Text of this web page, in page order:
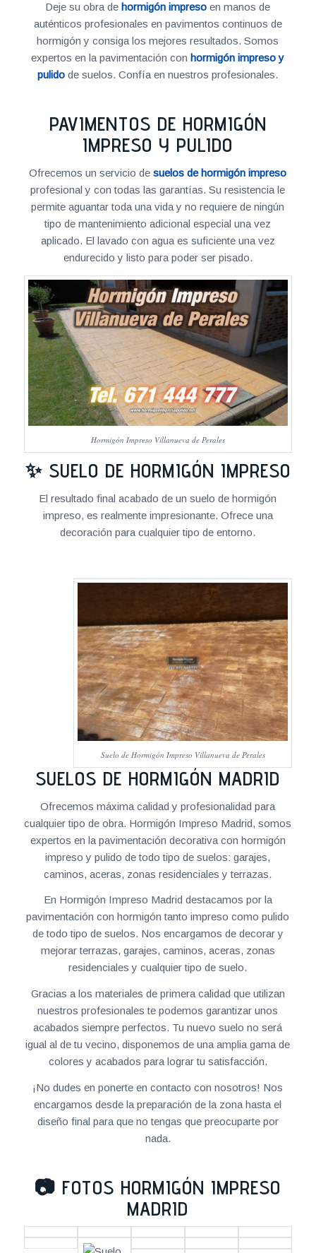
Deje su obra dehormigón impreso en manos de
auténticos profesionales en pavimentos continuos de
hormigón y consiga los mejores resultados. Somos
expertos en la pavimentación conhormigón impreso y
pulido de suelos. Confía en nuestros profesionales.
PAVIMENTOS DE HORMIGÓN
IMPRESO Y PULIDO
Ofrecemos un servicio desuelos de hormigón impreso
profesional y con todas las garantías. Su resistencia le
permite aguantar toda una vida y no requiere de ningún
tipo de mantenimiento adicional especial una vez
aplicado. El lavado con agua es suficiente una vez
endurecido y listo para poder ser pisado.
Hormigón Impreso Villanueva de Perales
✨ SUELO DE HORMIGÓN IMPRESO
El resultado final acabado de un suelo de hormigón
impreso, es realmente impresionante. Ofrece una
decoración para cualquier tipo de entorno.
Suelo de Hormigón Impreso Villanueva de Perales
SUELOS DE HORMIGÓN MADRID
Ofrecemos máxima calidad y profesionalidad para
cualquier tipo de obra. Hormigón Impreso Madrid, somos
expertos en la pavimentación decorativa con hormigón
impreso y pulido de todo tipo de suelos: garajes,
caminos, aceras, zonas residenciales y terrazas.
En Hormigón Impreso Madrid destacamos por la
pavimentación con hormigón tanto impreso como pulido
de todo tipo de suelos. Nos encargamos de decorar y
mejorar terrazas, garajes, caminos, aceras, zonas
residenciales y cualquier tipo de suelo.
Gracias a los materiales de primera calidad que utilizan
nuestros profesionales te podemos garantizar unos
acabados siempre perfectos. Tu nuevo suelo no será
igual al de tu vecino, disponemos de una amplia gama de
colores y acabados para lograr tu satisfacción.
¡No dudes en ponerte en contacto con nosotros! Nos
encargamos desde la preparación de la zona hasta el
diseño final para que no tengas que preocuparte por
nada.
📷 FOTOS HORMIGÓN IMPRESO
MADRID